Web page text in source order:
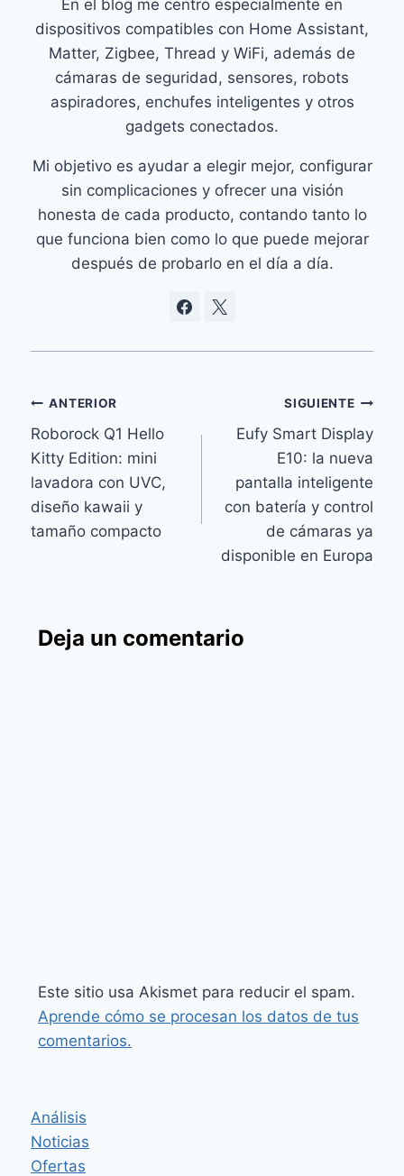
En el blog me centro especialmente en
dispositivos compatibles con Home Assistant,
Matter, Zigbee, Thread y WiFi, además de
cámaras de seguridad, sensores, robots
aspiradores, enchufes inteligentes y otros
gadgets conectados.
Mi objetivo es ayudar a elegir mejor, configurar
sin complicaciones y ofrecer una visión
honesta de cada producto, contando tanto lo
que funciona bien como lo que puede mejorar
después de probarlo en el día a día.
Navegación
de
entradas
ANTERIOR
Roborock Q1 Hello
Kitty Edition: mini
lavadora con UVC,
diseño kawaii y
tamaño compacto
SIGUIENTE
Eufy Smart Display
E10: la nueva
pantalla inteligente
con batería y control
de cámaras ya
disponible en Europa
Deja un comentario
Este sitio usa Akismet para reducir el spam.
Aprende cómo se procesan los datos de tus
comentarios.
Análisis
Noticias
Ofertas